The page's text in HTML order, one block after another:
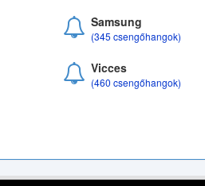
Samsung
(345 csengőhangok)
Vicces
(460 csengőhangok)